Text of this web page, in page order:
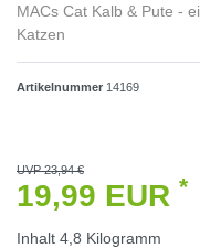
MACs Cat Kalb & Pute -
Katzen
Artikelnummer 14169
UVP 23,94 €
19,99 EUR *
Inhalt 4,8 Kilogramm